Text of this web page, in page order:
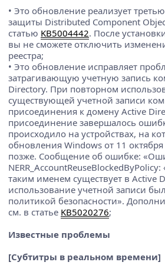
• Это обновление реализует
защиты Distributed Component
статью KB5004442. После
вы не сможете отключить
реестра;
• Это обновление исправляет
затрагивающую учетную запись
Directory. При повторном
существующей учетной записи
присоединения к домену Active
присоединение завершалось
происходило на устройствах, на
обновления Windows от 11
позже. Сообщение об ошибке:
таким именем существует в Active
использование учетной записи
политикой безопасности».
см. в статье KB5020276;
Известные проблемы
[Субтитры в реальном времени]